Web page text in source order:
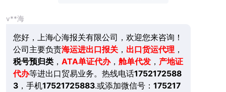
v**海
您好，上海心海报关有限公司，欢迎您来咨询！
公司主要负责海运进出口报关， 出口货运代理 ，
税号预归类， ATA单证代办， 舱单代发， 产地证
代办等进出口贸易业务。热线电话1752172588
3，手机17521725883.或添加微信号： 175217